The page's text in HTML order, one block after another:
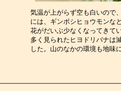
気温が上がらず空も白いので
には、ギンボシヒョウモンな
花がだいぶ少なくなってきて
多く見られたヒヨドリバナは
した。山のなかの環境も